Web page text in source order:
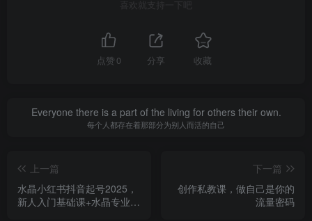
喜欢就支持一下吧
点赞 0 分享 收藏
Everyone there is a part of the living for others their own.
每个人都存在着那部分为别人而活的自己
上一篇
水晶小红书抖音起号2025，
新人入门基础课+水晶专业知
下一篇
创作私教课，做自己是你的
流量密码